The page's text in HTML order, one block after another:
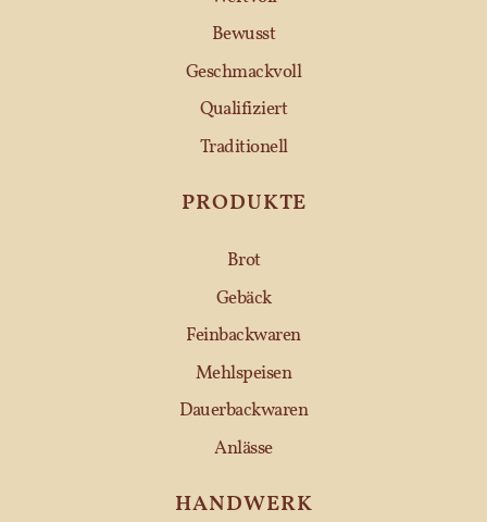
Bewusst
Geschmackvoll
Qualifiziert
Traditionell
PRODUKTE
Brot
Gebäck
Feinbackwaren
Mehlspeisen
Dauerbackwaren
Anlässe
HANDWERK